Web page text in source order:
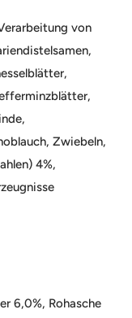
von
Zwiebeln,
4%,
6,0%, Rohasche